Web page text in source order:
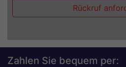
Zahlen Sie bequem per: